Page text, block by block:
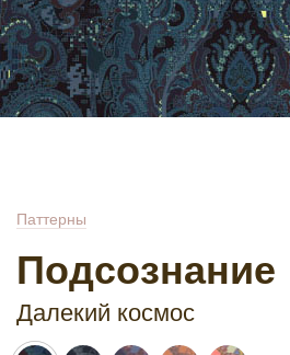
Паттерны
Подсознание
Далекий космос